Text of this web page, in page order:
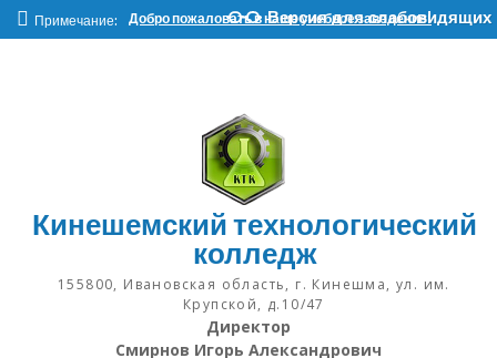
НаверхПримечание: Добро пожаловать в наше учебное заведение!
Версия для слабовидящих
Кинешемский технологический
колледж
155800, Ивановская область, г. Кинешма, ул. им.
Крупской, д.10/47
Директор
Смирнов Игорь Александрович